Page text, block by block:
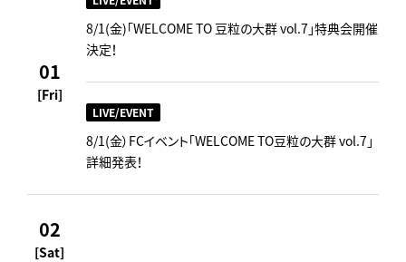
01
[Fri]
8/1(金)「WELCOME TO 豆粒の大群 vol.7」特典会開催
決定！
LIVE/EVENT
8/1(金）FCイベント「WELCOME TO豆粒の大群 vol.7」
詳細発表！
02
[Sat]